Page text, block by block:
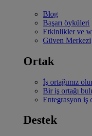
Blog
Başarı öyküleri
Etkinlikler ve
Güven Merkezi
Ortak
İş ortağımız
Bir iş ortağı
Entegrasyon iş
Destek